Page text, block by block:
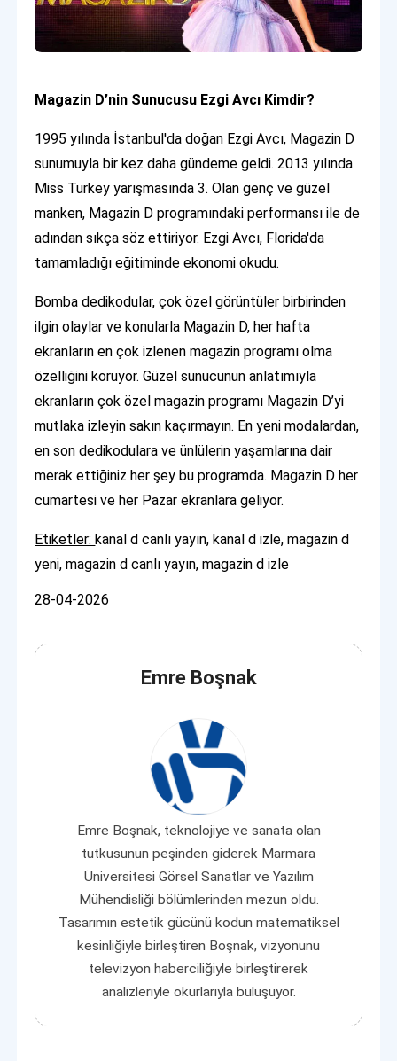
Magazin D’nin Sunucusu Ezgi Avcı Kimdir?
1995 yılında İstanbul'da doğan Ezgi Avcı, Magazin D
sunumuyla bir kez daha gündeme geldi. 2013 yılında
Miss Turkey yarışmasında 3. Olan genç ve güzel
manken, Magazin D programındaki performansı ile de
adından sıkça söz ettiriyor. Ezgi Avcı, Florida'da
tamamladığı eğitiminde ekonomi okudu.
Bomba dedikodular, çok özel görüntüler birbirinden
ilgin olaylar ve konularla Magazin D, her hafta
ekranların en çok izlenen magazin programı olma
özelliğini koruyor. Güzel sunucunun anlatımıyla
ekranların çok özel magazin programı Magazin D’yi
mutlaka izleyin sakın kaçırmayın. En yeni modalardan,
en son dedikodulara ve ünlülerin yaşamlarına dair
merak ettiğiniz her şey bu programda. Magazin D her
cumartesi ve her Pazar ekranlara geliyor.
Etiketler:kanal d canlı yayın, kanal d izle, magazin d
yeni, magazin d canlı yayın, magazin d izle
28-04-2026
Emre Boşnak
Emre Boşnak, teknolojiye ve sanata olan
tutkusunun peşinden giderek Marmara
Üniversitesi Görsel Sanatlar ve Yazılım
Mühendisliği bölümlerinden mezun oldu.
Tasarımın estetik gücünü kodun matematiksel
kesinliğiyle birleştiren Boşnak, vizyonunu
televizyon haberciliğiyle birleştirerek
analizleriyle okurlarıyla buluşuyor.